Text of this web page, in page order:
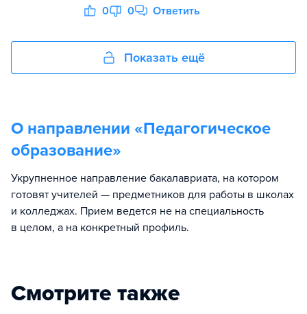
0 0 Ответить
Показать ещё
О направлении «Педагогическое
образование»
Укрупненное направление бакалавриата, на котором
готовят учителей — предметников для работы в школах
и колледжах. Прием ведется не на специальность
в целом, а на конкретный профиль.
Смотрите также